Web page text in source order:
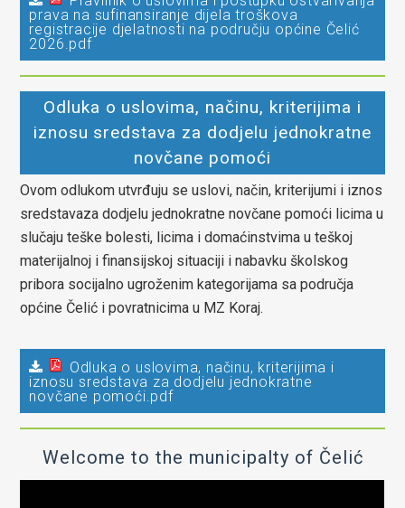
prava na sufinansiranje dijela troškova
registracije djelatnosti na području općine Čelić
2026.pdf
Odluka o uslovima, načinu, kriterijima i
iznosu sredstava za dodjelu jednokratne
novčane pomoći
Ovom odlukom utvrđuju se uslovi, način, kriterijumi i iznos
sredstavaza dodjelu jednokratne novčane pomoći licima u
slučaju teške bolesti, licima i domaćinstvima u teškoj
materijalnoj i finansijskoj situaciji i nabavku školskog
pribora socijalno ugroženim kategorijama sa područja
općine Čelić i povratnicima u MZ Koraj.
Odluka o uslovima, načinu, kriterijima i
iznosu sredstava za dodjelu jednokratne
novčane pomoći.pdf
Welcome to the municipalty of Čelić